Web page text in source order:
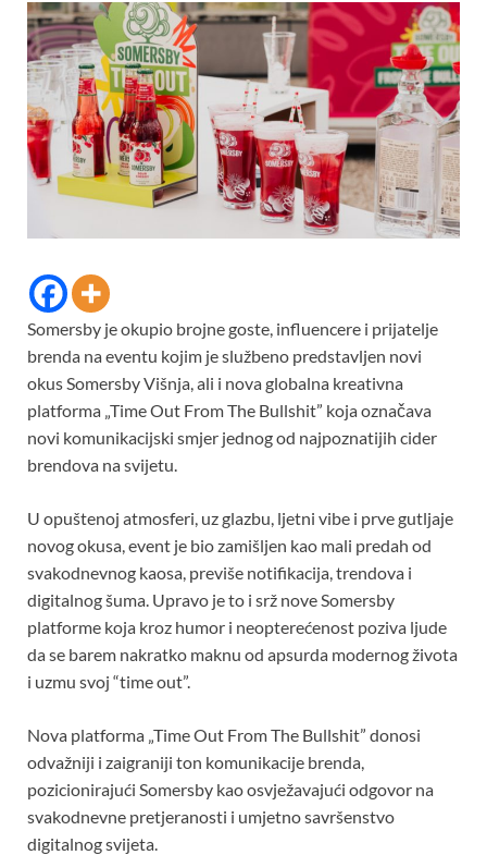
Somersby je okupio brojne goste, influencere i prijatelje
brenda na eventu kojim je službeno predstavljen novi
okus Somersby Višnja, ali i nova globalna kreativna
platforma „Time Out From The Bullshit” koja označava
novi komunikacijski smjer jednog od najpoznatijih cider
brendova na svijetu.
U opuštenoj atmosferi, uz glazbu, ljetni vibe i prve gutljaje
novog okusa, event je bio zamišljen kao mali predah od
svakodnevnog kaosa, previše notifikacija, trendova i
digitalnog šuma. Upravo je to i srž nove Somersby
platforme koja kroz humor i neopterećenost poziva ljude
da se barem nakratko maknu od apsurda modernog života
i uzmu svoj “time out”.
Nova platforma „Time Out From The Bullshit” donosi
odvažniji i zaigraniji ton komunikacije brenda,
pozicionirajući Somersby kao osvježavajući odgovor na
svakodnevne pretjeranosti i umjetno savršenstvo
digitalnog svijeta.